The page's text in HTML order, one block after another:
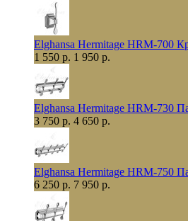
Elghansa Hermitage HRM-700
1 550 р. 1 950 р.
Elghansa Hermitage HRM-730
3 750 р. 4 650 р.
Elghansa Hermitage HRM-750
6 250 р. 7 950 р.